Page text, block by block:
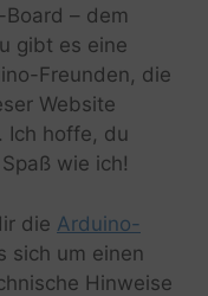
– dem
gibt es eine
Freunden, die
Website
Ich hoffe, du
wie ich!
die Arduino-
sich um einen
Hinweise